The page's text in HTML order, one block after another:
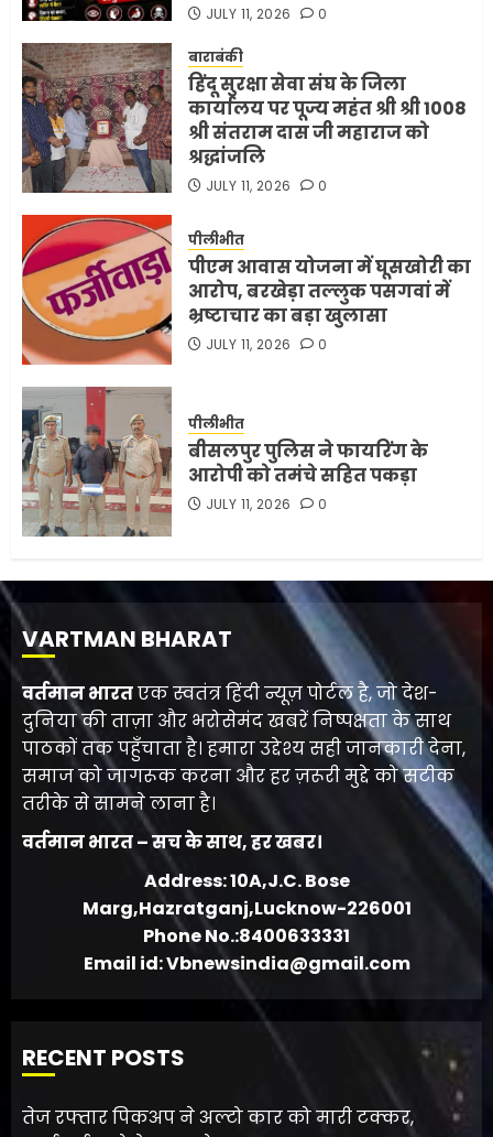
JULY 11, 2026 0
बाराबंकी
हिंदू सुरक्षा सेवा संघ के जिला
कार्यालय पर पूज्य महंत श्री श्री 1008
श्री संतराम दास जी महाराज को
श्रद्धांजलि
JULY 11, 2026 0
पीलीभीत
पीएम आवास योजना में घूसखोरी का
आरोप, बरखेड़ा तल्लुक पसगवां में
भ्रष्टाचार का बड़ा खुलासा
JULY 11, 2026 0
पीलीभीत
बीसलपुर पुलिस ने फायरिंग के
आरोपी को तमंचे सहित पकड़ा
JULY 11, 2026 0
VARTMAN BHARAT
वर्तमान भारतएक स्वतंत्र हिंदी न्यूज़ पोर्टल है, जो देश-
दुनिया की ताज़ा और भरोसेमंद खबरें निष्पक्षता के साथ
पाठकों तक पहुँचाता है। हमारा उद्देश्य सही जानकारी देना,
समाज को जागरूक करना और हर ज़रूरी मुद्दे को सटीक
तरीके से सामने लाना है।
वर्तमान भारत – सच के साथ, हर खबर।
Address: 10A,J.C. Bose
Marg,Hazratganj,Lucknow-226001
Phone No.:8400633331
Email id: Vbnewsindia@gmail.com
RECENT POSTS
तेज रफ्तार पिकअप ने अल्टो कार को मारी टक्कर,